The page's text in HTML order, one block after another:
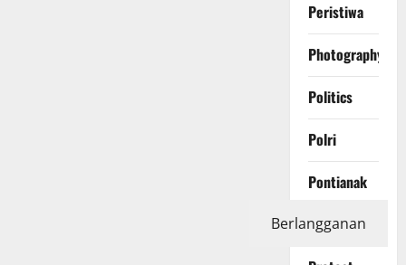
Peristiwa
Photography
Politics
Polri
Pontianak
Prabumulih
Berlangganan